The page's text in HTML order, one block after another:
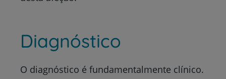
Diagnóstico
O diagnóstico é fundamentalmente clínico.